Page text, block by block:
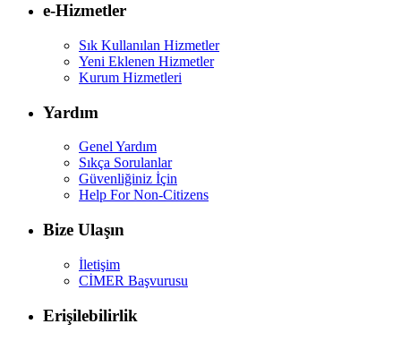
e-Hizmetler
Sık Kullanılan Hizmetler
Yeni Eklenen Hizmetler
Kurum Hizmetleri
Yardım
Genel Yardım
Sıkça Sorulanlar
Güvenliğiniz İçin
Help For Non-Citizens
Bize Ulaşın
İletişim
CİMER Başvurusu
Erişilebilirlik